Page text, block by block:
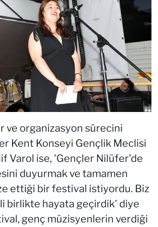
ve organizasyon sürecini
Kent Konseyi Gençlik Meclisi
Varol ise, 'Gençler Nilüfer'de
duyurmak ve tamamen
ettiği bir festival istiyordu. Biz
birlikte hayata geçirdik' diye
genç müzisyenlerin verdiği